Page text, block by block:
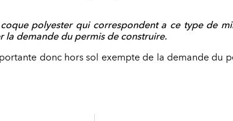
polyester qui correspondent a ce type de
la demande du permis de construire.
donc hors sol exempte de la demande du